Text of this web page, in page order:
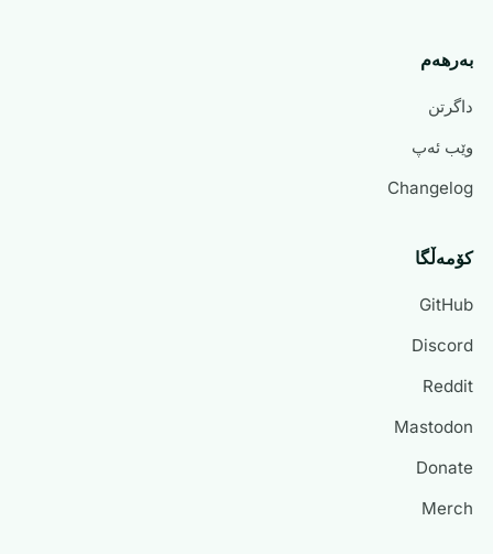
بەرھەم
داگرتن
وێب ئەپ
Changelog
کۆمەڵگا
GitHub
Discord
Reddit
Mastodon
Donate
Merch